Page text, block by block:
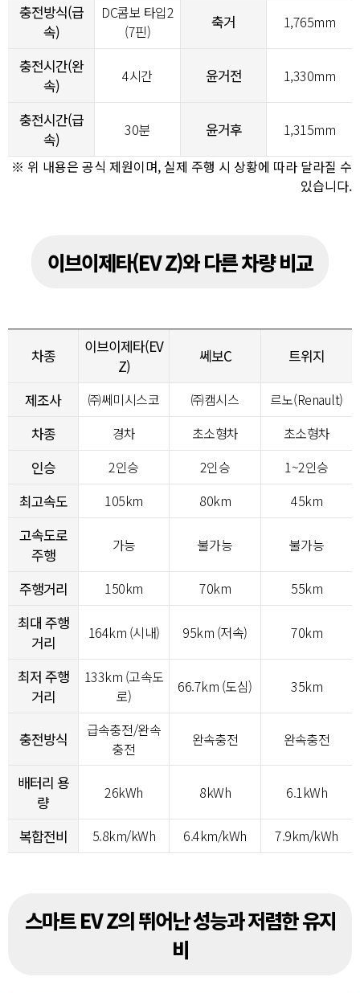
충전방식(급
속)
DC콤보 타입2
(7핀)
축거 1,765mm
충전시간(완
속)
4시간 윤거전 1,330mm
충전시간(급
속)
30분 윤거후
1,315mm
※ 위 내용은 공식 제원이며, 실제 주행 시 상황에 따라 달라질 수
있습니다.
이브이제타(EV Z)와 다른 차량 비교
차종
이브이제타(EV
Z)
쎄보C 트위지
제조사 ㈜쎄미시스코 ㈜캠시스 르노(Renault)
차종 경차 초소형차 초소형차
인승 2인승 2인승 1~2인승
최고속도 105km 80km 45km
고속도로
주행
가능 불가능 불가능
주행거리 150km 70km 55km
최대 주행
거리
164km (시내) 95km (저속) 70km
최저 주행
거리
133km (고속도
로)
66.7km (도심) 35km
충전방식
급속충전/완속
충전
완속충전 완속충전
배터리 용
량
26kWh 8kWh 6.1kWh
복합전비 5.8km/kWh 6.4km/kWh 7.9km/kWh
스마트 EV Z의 뛰어난 성능과 저렴한 유지
비